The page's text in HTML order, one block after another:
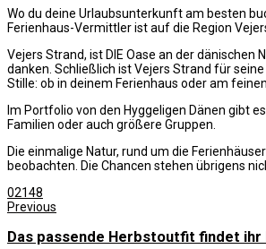
Wo du deine Urlaubsunterkunft am besten
Ferienhaus-Vermittler ist auf die Region
Vejers Strand, ist DIE Oase an der
danken. Schließlich ist Vejers Strand für
Stille: ob in deinem Ferienhaus oder am
Im Portfolio von den Hyggeligen Dänen gibt
Familien oder auch größere Gruppen.
Die einmalige Natur, rund um die
beobachten. Die Chancen stehen übrigens
02148
Previous
Das passende Herbstoutfit findet ihr